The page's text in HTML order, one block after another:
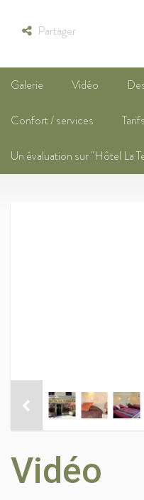
Partager
Galerie Vidéo
Confort / services Tarifs
Un évaluation sur "Hôtel La
Vidéo